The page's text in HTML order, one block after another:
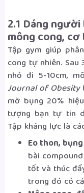
2.1 Dáng
mông cong,
Tập gym giúp
cong tự nhiên.
nhỏ đi 5-10cm,
Journal of Obesity
mỡ bụng 20%
tượng bạn tự tin
Tập kháng lực là
Eo thon,
bài
tốt và thúc
trong đó có